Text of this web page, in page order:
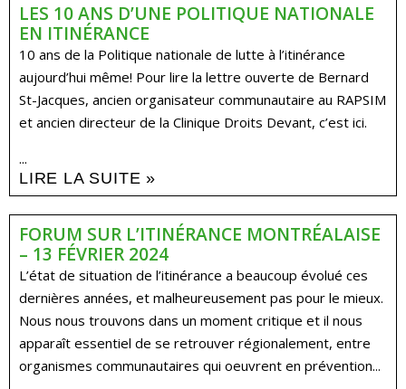
LES 10 ANS D’UNE POLITIQUE NATIONALE
EN ITINÉRANCE
10 ans de la Politique nationale de lutte à l’itinérance
aujourd’hui même! Pour lire la lettre ouverte de Bernard
St-Jacques, ancien organisateur communautaire au RAPSIM
et ancien directeur de la Clinique Droits Devant, c’est ici.
...
LIRE LA SUITE »
FORUM SUR L’ITINÉRANCE MONTRÉALAISE
– 13 FÉVRIER 2024
L’état de situation de l’itinérance a beaucoup évolué ces
dernières années, et malheureusement pas pour le mieux.
Nous nous trouvons dans un moment critique et il nous
apparaît essentiel de se retrouver régionalement, entre
organismes communautaires qui oeuvrent en prévention...